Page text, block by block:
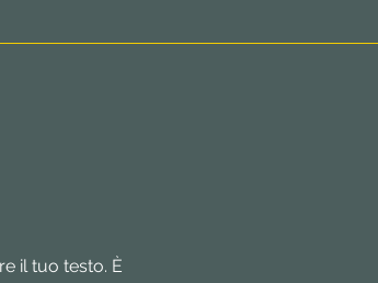
il tuo testo. È